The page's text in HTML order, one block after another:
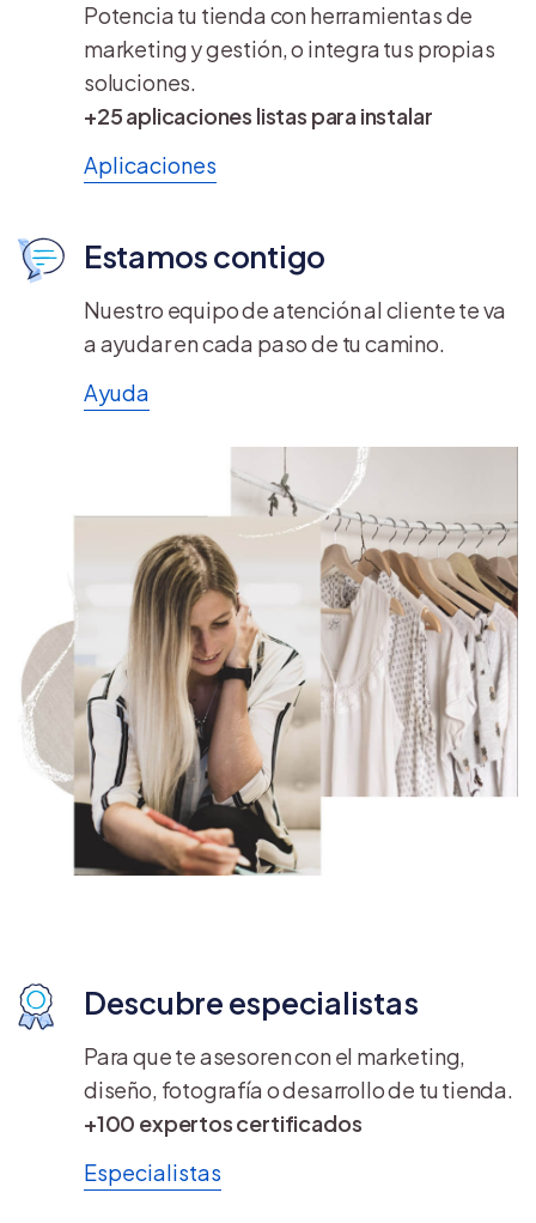
Potencia tu tienda con herramientas de
marketing y gestión, o integra tus propias
soluciones.
+25 aplicaciones listas para instalar
Aplicaciones
Estamos contigo
Nuestro equipo de atención al cliente te va
a ayudar en cada paso de tu camino.
Ayuda
Descubre especialistas
Para que te asesoren con el marketing,
diseño, fotografía o desarrollo de tu tienda.
+100 expertos certificados
Especialistas